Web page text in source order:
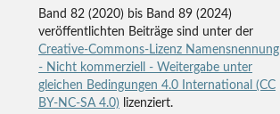
Band 82 (2020) bis Band 89 (2024)
veröffentlichten Beiträge sind unter der
Creative-Commons-Lizenz Namensnennung
- Nicht kommerziell - Weitergabe unter
gleichen Bedingungen 4.0 International (CC
BY-NC-SA 4.0) lizenziert.